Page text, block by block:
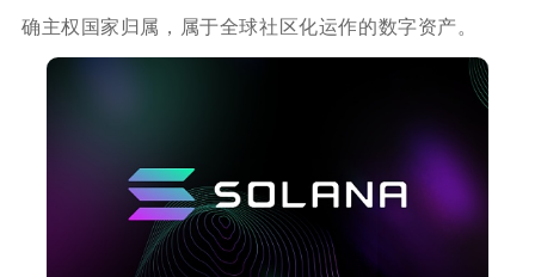
确主权国家归属，属于全球社区化运作的数字资产。